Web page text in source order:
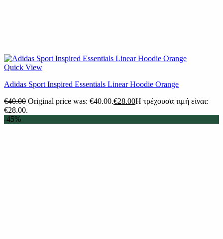
Quick View
Adidas Sport Inspired Essentials Linear Hoodie Orange
€40.00 Original price was: €40.00.€28.00Η τρέχουσα τιμή είναι:
€28.00.
-45%